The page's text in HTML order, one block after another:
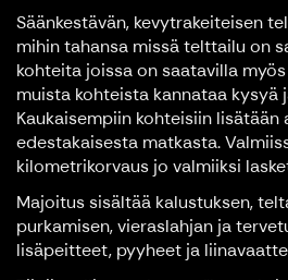
Säänkestävän, kevytrakeiteisen
mihin tahansa missä telttailu on
kohteita joissa on saatavilla
muista kohteista kannataa kysyä
Kaukaisempiin kohteisiin
edestakaisesta matkasta.
kilometrikorvaus jo valmiiksi
Majoitus sisältää kalustuksen,
purkamisen, vieraslahjan ja
lisäpeitteet, pyyheet ja